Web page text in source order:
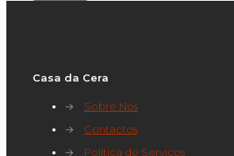
Casa da Cera
→
Sobre Nós
→
Contactos
→
Política de Serviços